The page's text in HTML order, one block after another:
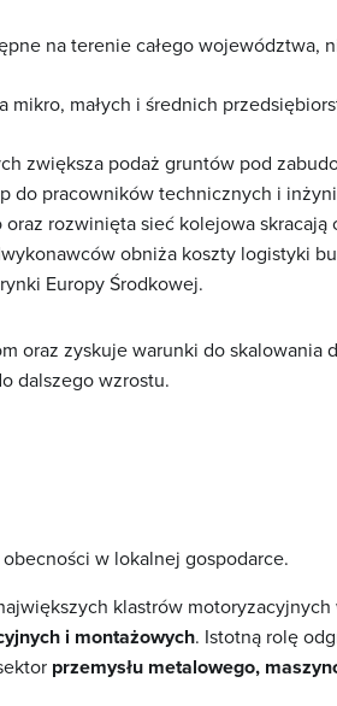
na terenie całego województwa,
mikro, małych i średnich
zwiększa podaż gruntów pod
do pracowników technicznych i
rozwinięta sieć kolejowa skracają
obniża koszty logistyki
Europy Środkowej.
oraz zyskuje warunki do skalowania
dalszego wzrostu.
w lokalnej gospodarce.
klastrów
i montażowych. Istotną rolę
przemysłu metalowego,